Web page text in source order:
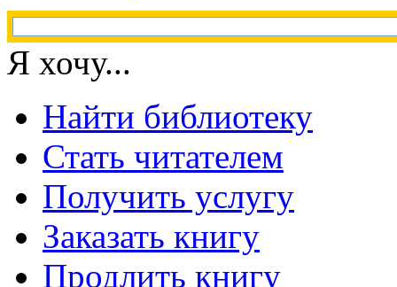
Я хочу...
Найти библиотеку
Стать читателем
Получить услугу
Заказать книгу
Продлить книгу